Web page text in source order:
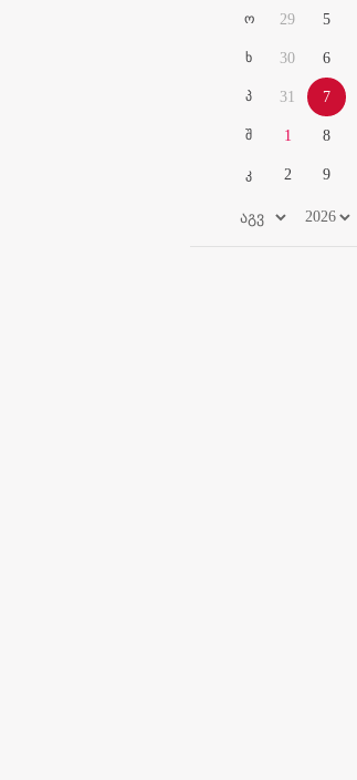
ო
ხ
პ
შ
კ
29
30
31
1
2
5
6
7
8
9